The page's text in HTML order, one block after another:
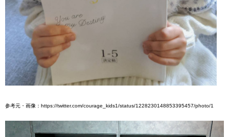
参考元・画像：https://twitter.com/courage_kids1/status/1228230148853395457/photo/1